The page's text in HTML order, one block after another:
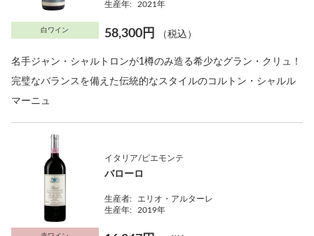
白ワイン
生産年:
2021年
58,300円 （税込）
名手ジャン・シャルトロンが1樽のみ造る希少なグラン・クリュ！
完璧なバランスを備えた伝統的なスタイルのコルトン・シャルル
マーニュ
イタリア/ピエモンテ
バローロ
生産者:
エリオ・アルターレ
生産年:
2019年